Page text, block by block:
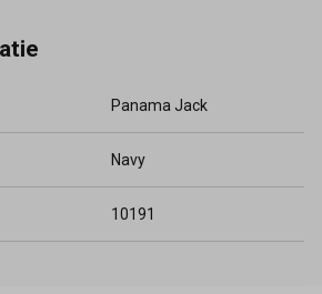
Panama Jack
Navy
10191